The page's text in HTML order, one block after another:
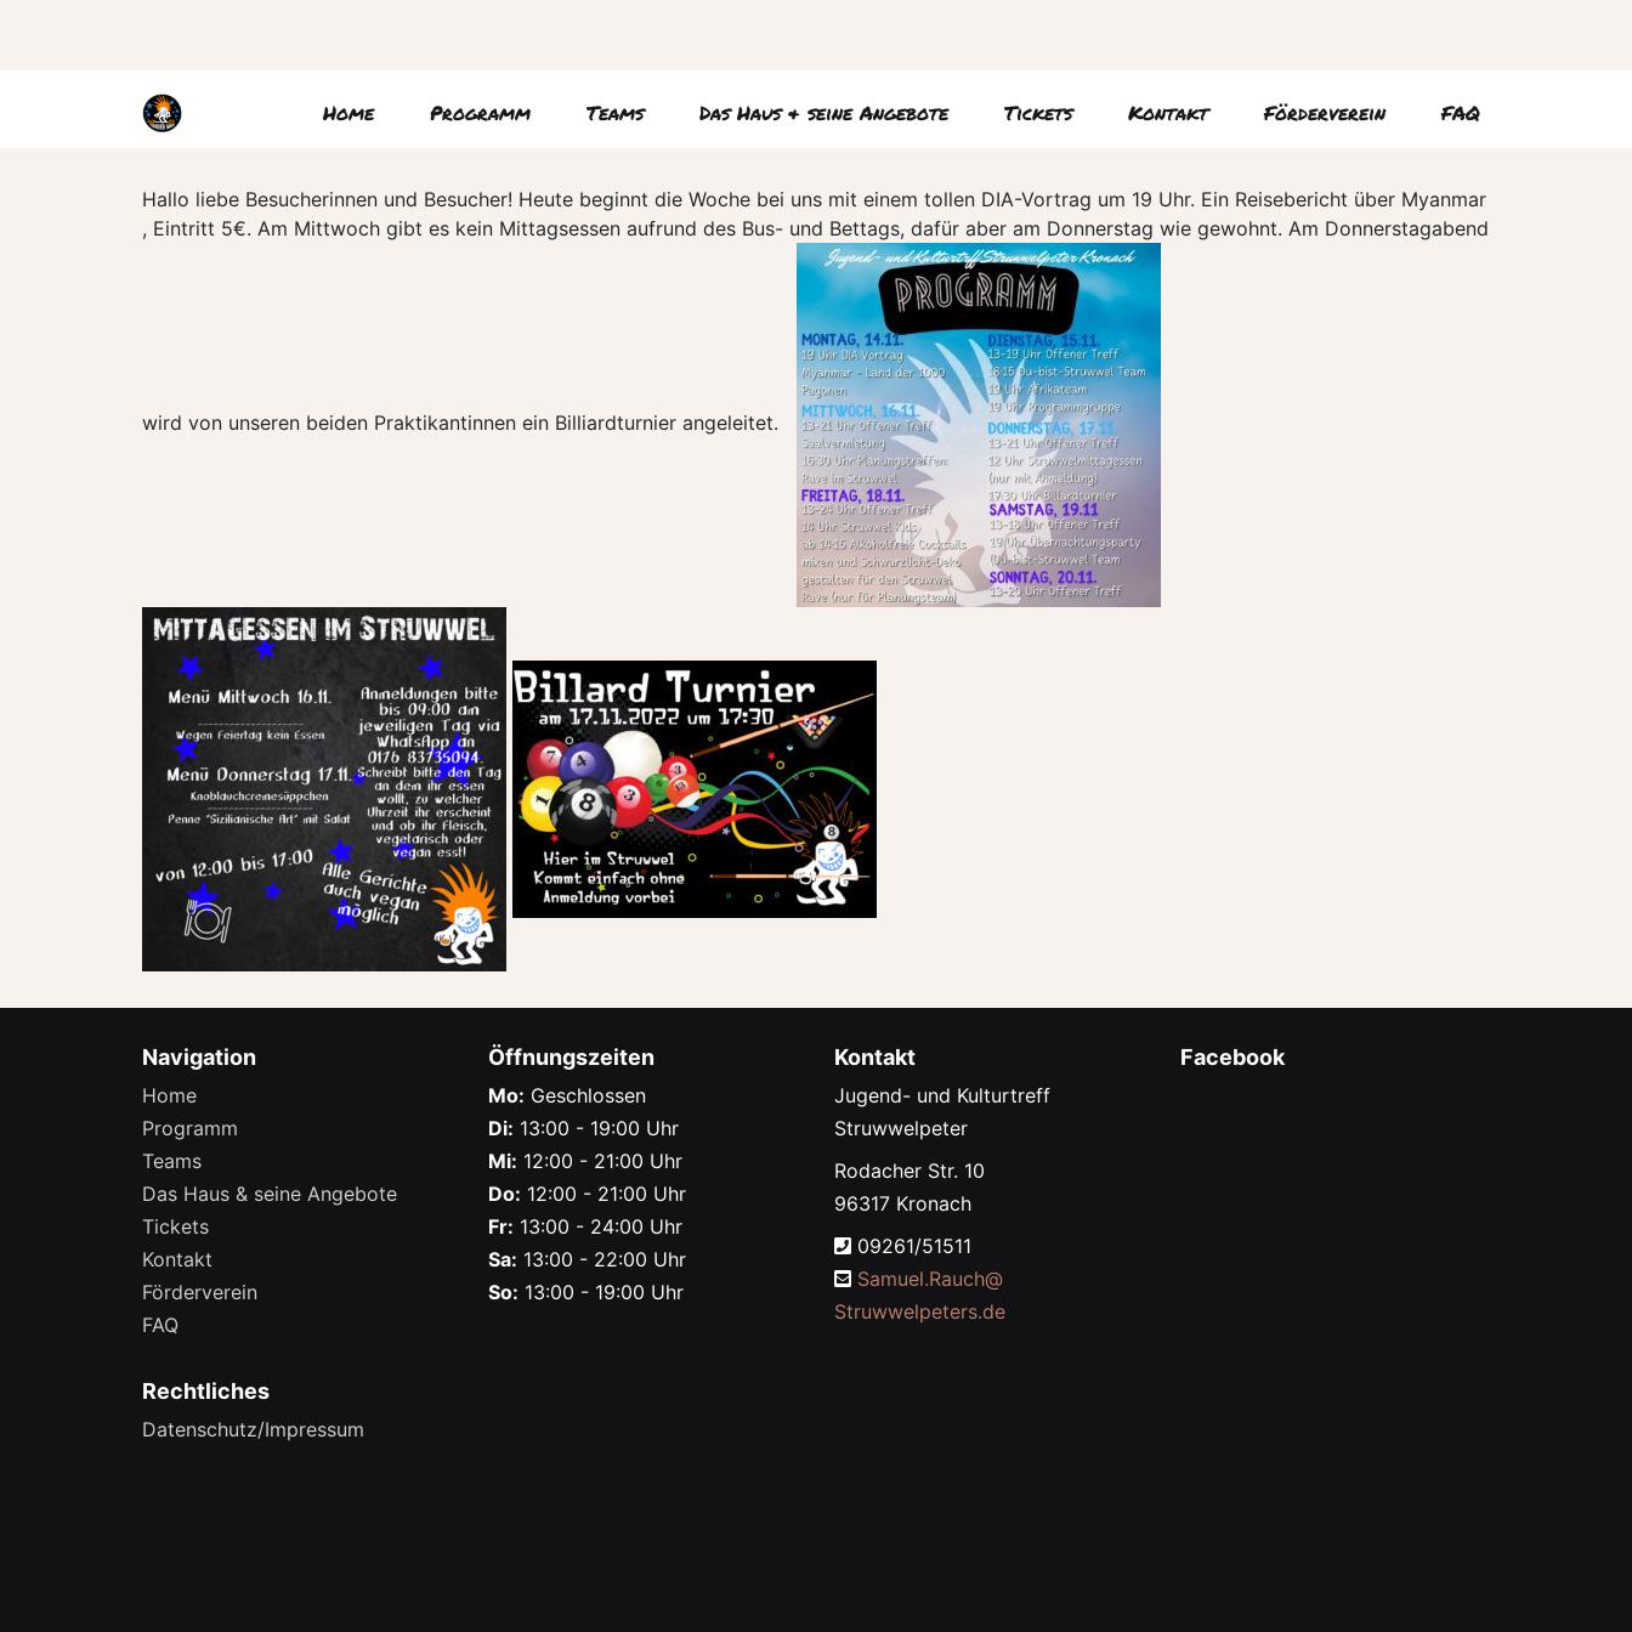
Home Programm Teams Das Haus & seine Angebote Tickets Kontakt Förderverein FAQ
Hallo liebe Besucherinnen und Besucher! Heute beginnt die Woche bei uns mit einem tollen DIA-Vortrag um 19 Uhr. Ein Reisebericht über Myanmar
, Eintritt 5€. Am Mittwoch gibt es kein Mittagsessen aufrund des Bus- und Bettags, dafür aber am Donnerstag wie gewohnt. Am Donnerstagabend
wird von unseren beiden Praktikantinnen ein Billiardturnier angeleitet.
Navigation
Home
Programm
Teams
Das Haus & seine Angebote
Tickets
Kontakt
Förderverein
FAQ
Rechtliches
Datenschutz/Impressum
Öffnungszeiten
Mo: Geschlossen
Di: 13:00 - 19:00 Uhr
Mi: 12:00 - 21:00 Uhr
Do: 12:00 - 21:00 Uhr
Fr: 13:00 - 24:00 Uhr
Sa: 13:00 - 22:00 Uhr
So: 13:00 - 19:00 Uhr
Kontakt
Jugend- und Kulturtreff
Struwwelpeter
Rodacher Str. 10
96317 Kronach
09261/51511
Samuel.Rauch@
Struwwelpeters.de
Facebook